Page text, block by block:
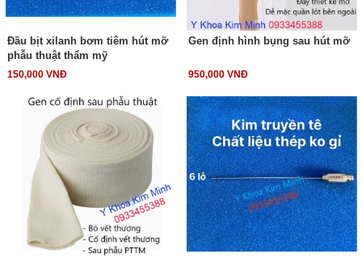
Đầu bịt xilanh bơm tiêm hút mỡ
phẫu thuật thẩm mỹ
150,000 VNĐ
Gen định hình bụng sau hút mỡ
950,000 VNĐ